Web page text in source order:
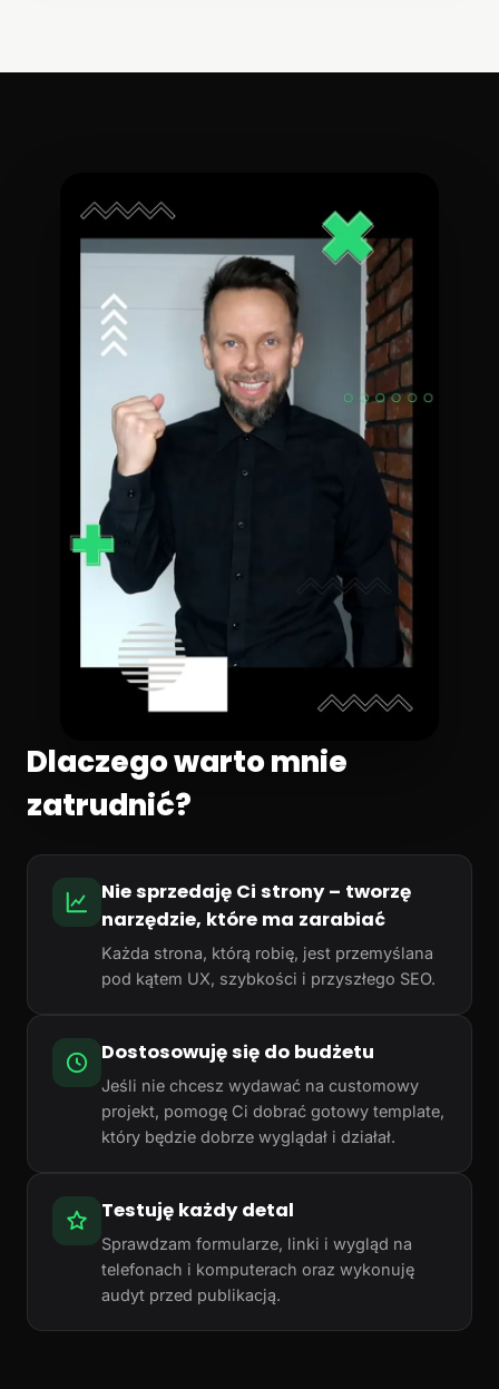
Dlaczego warto mnie
zatrudnić?
Nie sprzedaję Ci strony – tworzę
narzędzie, które ma zarabiać
Każda strona, którą robię, jest przemyślana
pod kątem UX, szybkości i przyszłego SEO.
Dostosowuję się do budżetu
Jeśli nie chcesz wydawać na customowy
projekt, pomogę Ci dobrać gotowy template,
który będzie dobrze wyglądał i działał.
Testuję każdy detal
Sprawdzam formularze, linki i wygląd na
telefonach i komputerach oraz wykonuję
audyt przed publikacją.